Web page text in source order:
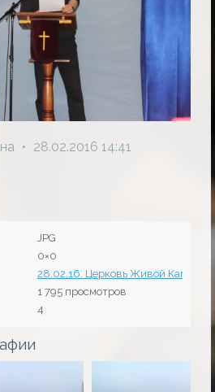
28.02.2016 14:41
JPG
0×0
28.02.16. Церковь Живой Камень
1 795 просмотров
4